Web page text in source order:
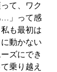
て、ワク
…」って感
も最初は
動かない
ズにでき
乗り越え